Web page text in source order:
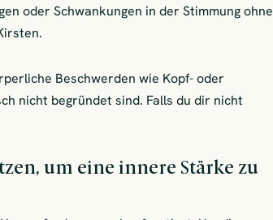
oder Schwankungen in der Stimmung ohne
Beschwerden wie Kopf- oder
nicht begründet sind. Falls du dir nicht
um eine innere Stärke zu